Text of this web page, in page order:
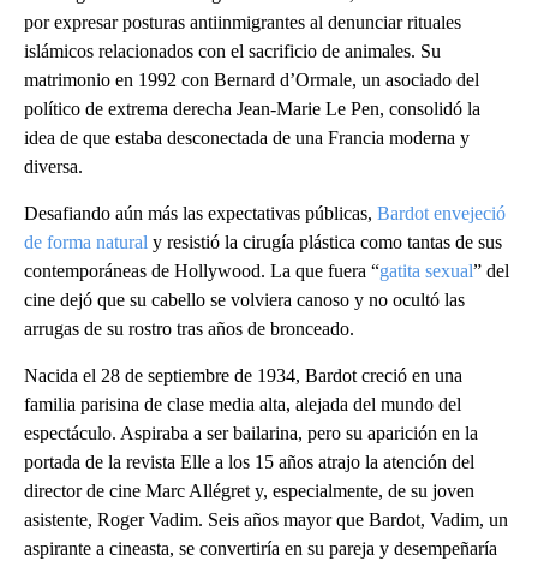
por expresar posturas antiinmigrantes al denunciar rituales
islámicos relacionados con el sacrificio de animales. Su
matrimonio en 1992 con Bernard d’Ormale, un asociado del
político de extrema derecha Jean-Marie Le Pen, consolidó la
idea de que estaba desconectada de una Francia moderna y
diversa.
Desafiando aún más las expectativas públicas, Bardot envejeció
de forma natural y resistió la cirugía plástica como tantas de sus
contemporáneas de Hollywood. La que fuera “gatita sexual” del
cine dejó que su cabello se volviera canoso y no ocultó las
arrugas de su rostro tras años de bronceado.
Nacida el 28 de septiembre de 1934, Bardot creció en una
familia parisina de clase media alta, alejada del mundo del
espectáculo. Aspiraba a ser bailarina, pero su aparición en la
portada de la revista Elle a los 15 años atrajo la atención del
director de cine Marc Allégret y, especialmente, de su joven
asistente, Roger Vadim. Seis años mayor que Bardot, Vadim, un
aspirante a cineasta, se convertiría en su pareja y desempeñaría